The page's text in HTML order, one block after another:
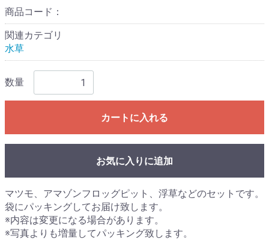
商品コード：
関連カテゴリ
水草
数量
カートに入れる
お気に入りに追加
マツモ、アマゾンフロッグピット、浮草などのセットです。
袋にパッキングしてお届け致します。
※内容は変更になる場合があります。
※写真よりも増量してパッキング致します。